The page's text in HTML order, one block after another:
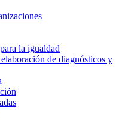
la igualdad
de diagnósticos y